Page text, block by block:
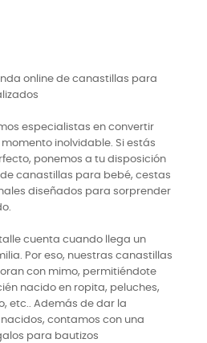
online de canastillas para
especialistas en convertir
inolvidable. Si estás
ponemos a tu disposición
canastillas para bebé, cestas
diseñados para sorprender
cuenta cuando llega un
Por eso, nuestras canastillas
con mimo, permitiéndote
nacido en ropita, peluches,
etc.. Además de dar la
contamos con una
para bautizos